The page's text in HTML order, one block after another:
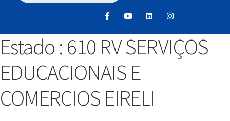
Estado : 610 RV SERVIÇOS
EDUCACIONAIS E
COMERCIOS EIRELI